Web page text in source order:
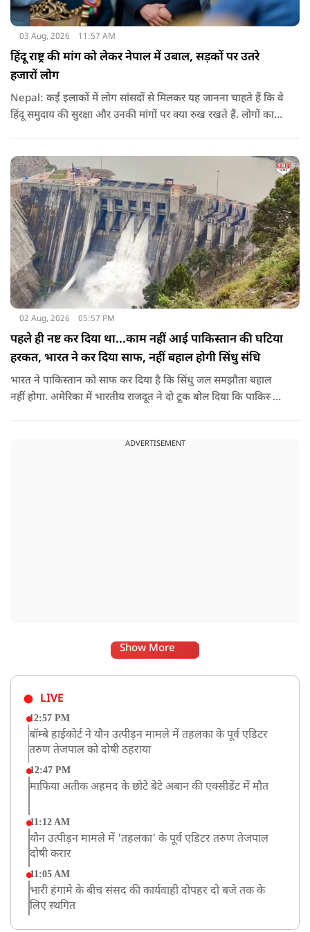
03 Aug, 2026 11:57 AM
हिंदू राष्ट्र की मांग को लेकर नेपाल में उबाल, सड़कों पर उतरे
हजारों लोग
Nepal: कई इलाकों में लोग सांसदों से मिलकर यह जानना चाहते हैं कि वे
हिंदू समुदाय की सुरक्षा और उनकी मांगों पर क्या रुख रखते हैं. लोगों का
बात रखें और संसद में भी उनकी आवाज उठाएं.
02 Aug, 2026 05:57 PM
पहले ही नष्ट कर दिया था...काम नहीं आई पाकिस्तान की घटिया
हरकत, भारत ने कर दिया साफ, नहीं बहाल होगी सिंधु संधि
भारत ने पाकिस्तान को साफ कर दिया है कि सिंधु जल समझौता बहाल
नहीं होगा. अमेरिका में भारतीय राजदूत ने दो टूक बोल दिया कि पाकिस्तान
ADVERTISEMENT
Show More
LIVE
12:57 PM
बॉम्बे हाईकोर्ट ने यौन उत्पीड़न मामले में तहलका के पूर्व एडिटर
तरुण तेजपाल को दोषी ठहराया
12:47 PM
माफिया अतीक अहमद के छोटे बेटे अबान की एक्सीडेंट में मौत
11:12 AM
यौन उत्पीड़न मामले में 'तहलका' के पूर्व एडिटर तरुण तेजपाल
दोषी करार
11:05 AM
भारी हंगामे के बीच संसद की कार्यवाही दोपहर दो बजे तक के
लिए स्थगित